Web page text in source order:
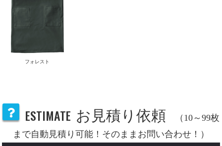
フォレスト
ESTIMATE お見積り依頼
（10～99枚
まで自動見積り可能！そのままお問い合わせ！）